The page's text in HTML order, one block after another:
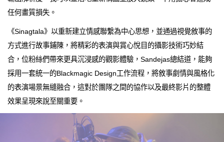
任何畫質損失。
《Sinagtala》以重新建立情感聯繫為中心思想，並通過視覺敘事的
方式進行故事鋪陳，將精彩的表演與賞心悅目的攝影技術巧妙結
合，位粉絲們帶來更具沉浸感的觀影體驗，Sandejas總結道，能夠
採用一套統一的Blackmagic Design工作流程，將敘事劇情與風格化
的表演場景無縫融合，這對於團隊之間的協作以及最終影片的整體
效果呈現來說至關重要。